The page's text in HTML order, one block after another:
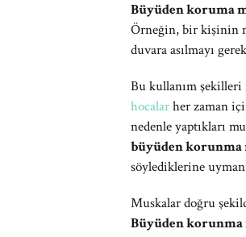
Büyüden koruma
Örneğin, bir kişinin
duvara asılmayı
Bu kullanım şekilleri
hocalarher zaman
nedenle yaptıkları
büyüden korunma
söylediklerine
Muskalar doğru
Büyüden korunma